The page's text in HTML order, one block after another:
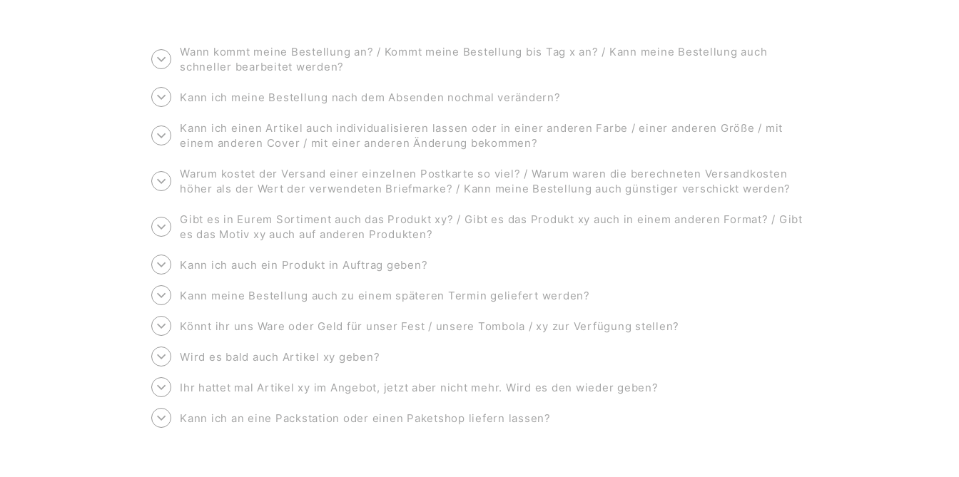
Wann kommt meine Bestellung an? / Kommt meine Bestellung bis Tag x an? / Kann meine Bestellung auch
schneller bearbeitet werden?
Kann ich meine Bestellung nach dem Absenden nochmal verändern?
Kann ich einen Artikel auch individualisieren lassen oder in einer anderen Farbe / einer anderen Größe / mit
einem anderen Cover / mit einer anderen Änderung bekommen?
Warum kostet der Versand einer einzelnen Postkarte so viel? / Warum waren die berechneten Versandkosten
höher als der Wert der verwendeten Briefmarke? / Kann meine Bestellung auch günstiger verschickt werden?
Gibt es in Eurem Sortiment auch das Produkt xy? / Gibt es das Produkt xy auch in einem anderen Format? / Gibt
es das Motiv xy auch auf anderen Produkten?
Kann ich auch ein Produkt in Auftrag geben?
Kann meine Bestellung auch zu einem späteren Termin geliefert werden?
Könnt ihr uns Ware oder Geld für unser Fest / unsere Tombola / xy zur Verfügung stellen?
Wird es bald auch Artikel xy geben?
Ihr hattet mal Artikel xy im Angebot, jetzt aber nicht mehr. Wird es den wieder geben?
Kann ich an eine Packstation oder einen Paketshop liefern lassen?